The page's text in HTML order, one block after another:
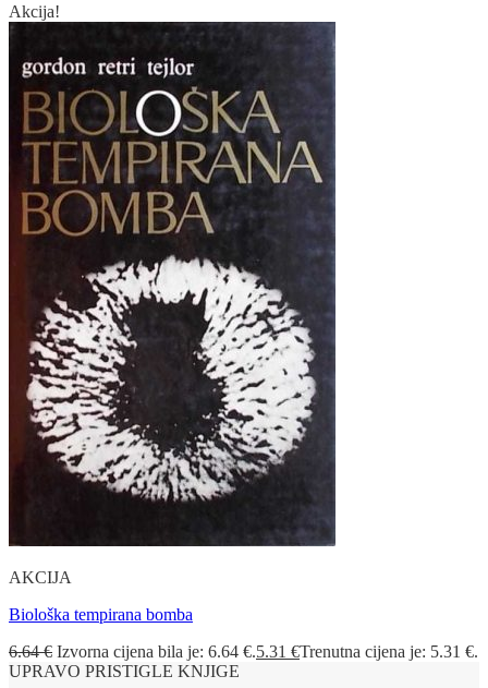
Akcija!
AKCIJA
Biološka tempirana bomba
6.64€ Izvorna cijena bila je: 6.64 €.5.31 €Trenutna cijena je: 5.31 €.
UPRAVO PRISTIGLE KNJIGE